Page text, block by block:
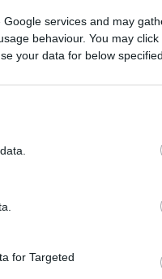
services and may
behaviour. You may
your data for below
for Targeted
DJ
buliban,
zenei